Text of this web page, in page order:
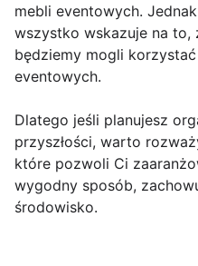
mebli eventowych.
wszystko wskazuje na to,
będziemy mogli
eventowych.
Dlatego jeśli planujesz
przyszłości, warto
które pozwoli Ci
wygodny sposób,
środowisko.